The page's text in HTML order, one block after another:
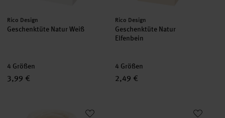
Hersteller:
Rico Design
Geschenktüte Natur Weiß
4 Größen
3,99 €
Hersteller:
Rico Design
Geschenktüte Natur
Elfenbein
4 Größen
2,49 €
Paper Poetry Webband Duo